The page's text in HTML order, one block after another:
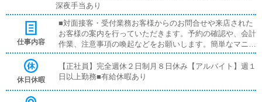
深夜手当あり
仕事内容
■対面接客・受付業務お客様からのお問合せや来店された
お客様の案内を行っていただきます。予約の確認や、会計
作業、注意事項の喚起などをお願いします。簡単なマニュ
アルや、先輩スタッフに付いて業務内容を見ながら徐々に
覚えていただきますので、未経験の方でも安心して働けま
す。■企画の立案店舗イベントや店舗運営など様々な企画
休日休暇
【正社員】完全週休２日制月８日休み【アルバイト】週１
日以上勤務■有給休暇あり